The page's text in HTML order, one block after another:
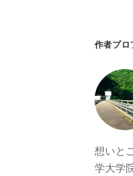
作者プ
想いと
学大学